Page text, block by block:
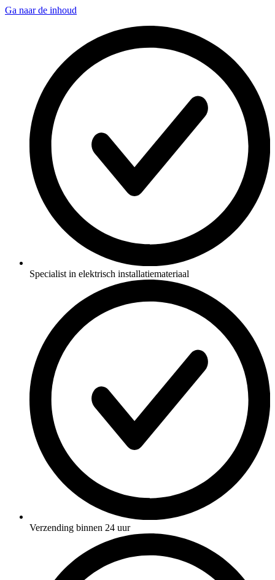
Ga naar de inhoud
Specialist in elektrisch installatiemateriaal
Verzending binnen 24 uur